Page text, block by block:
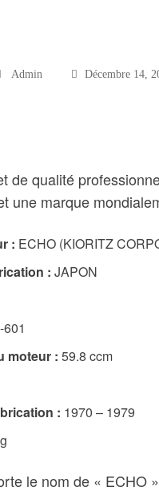
Admin Décembre 14,
qualité
une marque
: ECHO (KIORITZ
: JAPON
moteur : 59.8 ccm
: 1970 – 1979
le nom de « ECHO